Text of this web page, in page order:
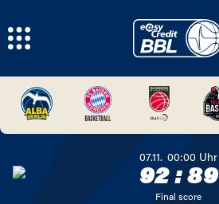
07.11. 00:00 Uhr
92:89
Final score